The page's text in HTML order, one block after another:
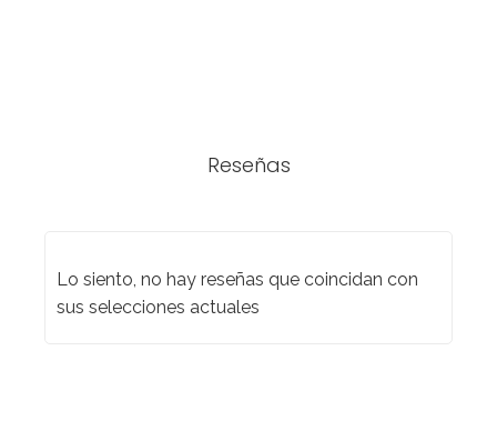
Reseñas
Lo siento, no hay reseñas que coincidan con
sus selecciones actuales